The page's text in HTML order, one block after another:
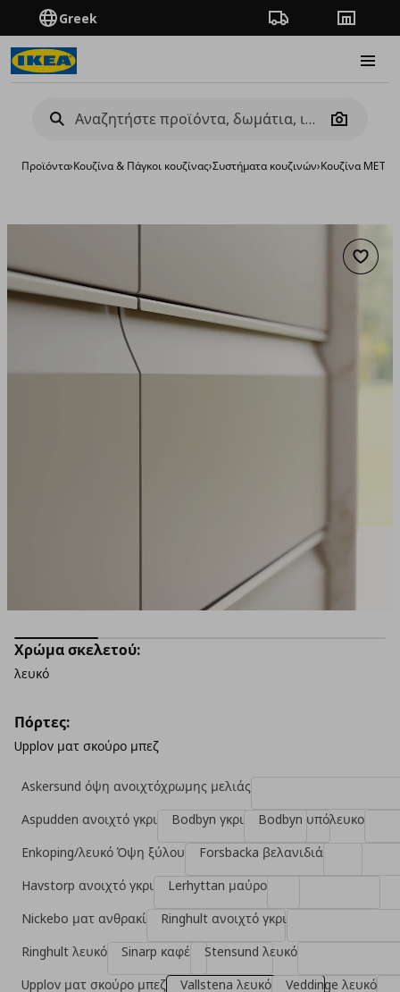
Greek Πορεία παραγγελίας
Camera
Προϊόντα›Κουζίνα & Πάγκοι κουζίνας›Συστήματα κουζινών›Κουζίνα
Χρώμα σκελετού:
λευκό
Πόρτες:
Upplov ματ σκούρο μπεζ
Askersund όψη ανοιχτόχρωμης μελιάς
Aspudden ανοιχτό γκρι
Bodbyn γκρι
Bodbyn υπόλευκο
Enkoping/λευκό Όψη ξύλου
Forsbacka βελανιδιά
Havstorp ανοιχτό γκρι
Lerhyttan μαύρο
Nickebo ματ ανθρακί
Ringhult ανοιχτό γκρι
Ringhult λευκό
Sinarp καφέ
Stensund λευκό
Upplov ματ σκούρο μπεζ
Vallstena λευκό
Veddinge λευκό